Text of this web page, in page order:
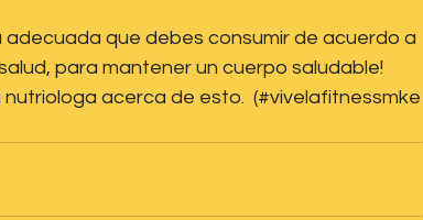
que debes consumir de acuerdo a
para mantener un cuerpo saludable!
acerca de esto.  (#vivelafitnessmke